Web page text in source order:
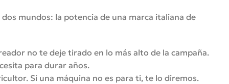
mundos: la potencia de una marca italiana de
no te deje tirado en lo más alto de la campaña.
para durar años.
Si una máquina no es para ti, te lo diremos.